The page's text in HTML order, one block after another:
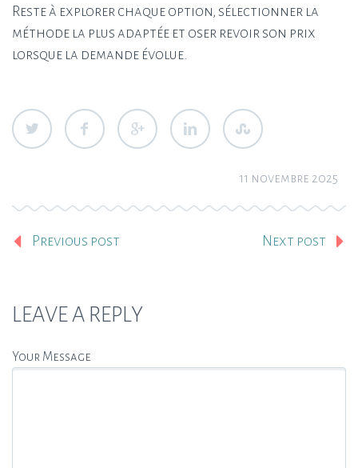
Reste à explorer chaque option, sélectionner la
méthode la plus adaptée et oser revoir son prix
lorsque la demande évolue.
11 novembre 2025
Previous post Next post
LEAVE A REPLY
Your Message